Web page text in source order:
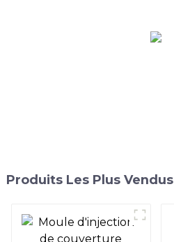
Produits Les Plus Vendus